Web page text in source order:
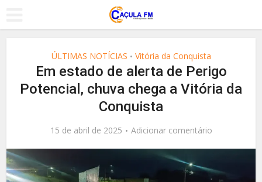
ÚLTIMAS NOTÍCIAS • Vitória da Conquista
Em estado de alerta de Perigo
Potencial, chuva chega a Vitória da
Conquista
15 de abril de 2025 Adicionar comentário